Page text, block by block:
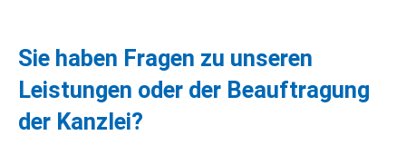
Sie haben Fragen zu unseren
Leistungen oder der Beauftragung
der Kanzlei?